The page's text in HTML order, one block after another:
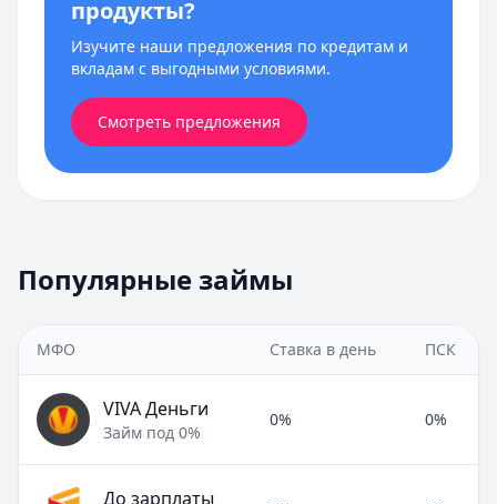
продукты?
Изучите наши предложения по кредитам и
вкладам с выгодными условиями.
Смотреть предложения
Популярные займы
МФО Ставка в день ПСК
VIVA Деньги
Займ под 0%
0% 0%
До зарплаты